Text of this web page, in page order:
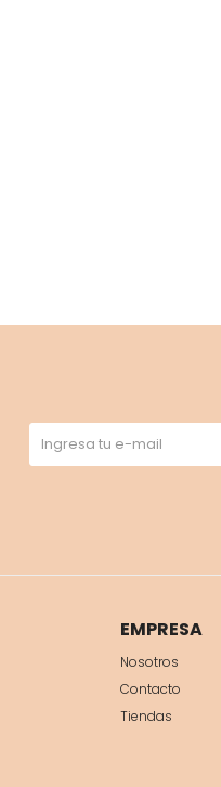
EMPRESA
Nosotros
Contacto
Tiendas